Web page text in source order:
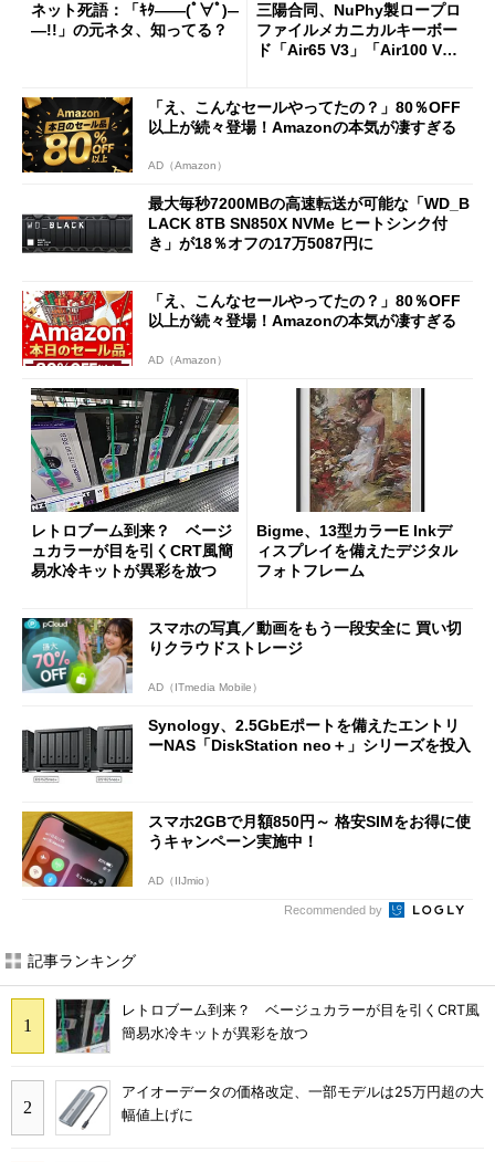
ネット死語：「ｷﾀ――(ﾟ∀ﾟ)―
―!!」の元ネタ、知ってる？
三陽合同、NuPhy製ロープロ
ファイルメカニカルキーボー
ド「Air65 V3」「Air100 V
「え、こんなセールやってたの？」80％OFF
以上が続々登場！Amazonの本気が凄すぎる
AD（Amazon）
最大毎秒7200MBの高速転送が可能な「WD_B
LACK 8TB SN850X NVMe ヒートシンク付
き」が18％オフの17万5087円に
「え、こんなセールやってたの？」80％OFF
以上が続々登場！Amazonの本気が凄すぎる
AD（Amazon）
レトロブーム到来？ ベージ
ュカラーが目を引くCRT風簡
易水冷キットが異彩を放つ
Bigme、13型カラーE Inkデ
ィスプレイを備えたデジタル
フォトフレーム
スマホの写真／動画をもう一段安全に 買い切
りクラウドストレージ
AD（ITmedia Mobile）
Synology、2.5GbEポートを備えたエントリ
ーNAS「DiskStation neo＋」シリーズを投入
スマホ2GBで月額850円～ 格安SIMをお得に使
うキャンペーン実施中！
AD（IIJmio）
Recommended by
記事ランキング
レトロブーム到来？ ベージュカラーが目を引くCRT風
簡易水冷キットが異彩を放つ
アイオーデータの価格改定、一部モデルは25万円超の大
幅値上げに